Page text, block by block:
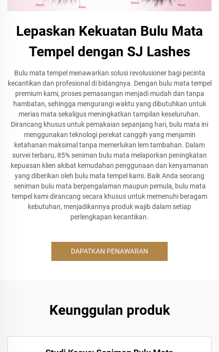
Lepaskan Kekuatan Bulu Mata
Tempel dengan SJ Lashes
Bulu mata tempel menawarkan solusi revolusioner bagi pecinta
kecantikan dan profesional di bidangnya. Dengan bulu mata tempel
premium kami, proses pemasangan menjadi mudah dan tanpa
hambatan, sehingga mengurangi waktu yang dibutuhkan untuk
merias mata sekaligus meningkatkan tampilan keseluruhan.
Dirancang khusus untuk pemakaian sepanjang hari, bulu mata ini
menggunakan teknologi perekat canggih yang menjamin
ketahanan maksimal tanpa memerlukan lem tambahan. Dalam
survei terbaru, 85% seniman bulu mata melaporkan peningkatan
kepuasan klien akibat kemudahan penggunaan dan kenyamanan
yang diberikan oleh bulu mata tempel kami. Baik Anda seorang
seniman bulu mata berpengalaman maupun pemula, bulu mata
tempel kami dirancang secara khusus untuk memenuhi beragam
kebutuhan, menjadikannya produk wajib dalam setiap
perlengkapan kecantikan.
DAPATKAN PENAWARAN
Keunggulan produk